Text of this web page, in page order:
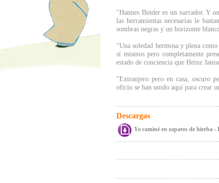
"Hannes Binder es un narrador. Y
las herramientas necesarias le
sombras negras y un horizonte
"Una soledad hermosa y plena
sí mismos pero completamente
estado de conciencia que Heinz
"Extranjero pero en casa, oscuro
oficio se han unido aquí para crear
Descargas
Yo caminé en zapatos de hierba -